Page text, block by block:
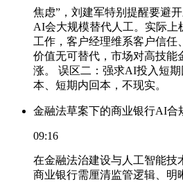
焦虑”，刘建军特别提醒要避
AI会大规模替代人工。实际上
工作，客户经理维系客户信任
价值无可替代，市场对高技能
涨。 误区二：强求AI投入短
本、短期内回本，不现实。
金融法草案下的商业银行AI合
09:16
在金融法治建设与人工智能技
商业银行需厘清监管逻辑、明